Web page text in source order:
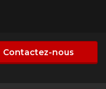
Contactez-nous